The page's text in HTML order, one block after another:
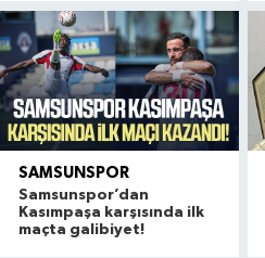
SAMSUNSPOR
Samsunspor’dan
Kasımpaşa karşısında ilk
maçta galibiyet!